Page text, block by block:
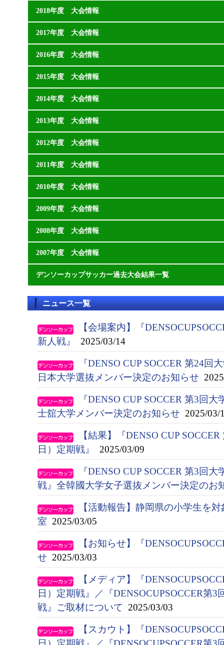
2018年度 大会情報
2017年度 大会情報
2016年度 大会情報
2015年度 大会情報
2014年度 大会情報
2013年度 大会情報
2012年度 大会情報
2011年度 大会情報
2010年度 大会情報
2009年度 大会情報
2008年度 大会情報
2007年度 大会情報
デンソーカップサッカー過去大会結果一覧
ニュース一覧
【会場案内】『
新人戦』
2025/03/14
『DENSO CUP SOCCER 第24回
日本大学選抜メンバー決定のお知らせ
『DENSO CUP SOCCER 第3回
士舘大学メンバー決定のお知らせ 2025/03/
【結果】『DENSO CUP
日）定期戦』
2025/03/09
『DENSO CUP SOCCER 第3回
戦』全韓國大学女子選抜メンバー決定のお
【活動報告】静岡県の小学生を
室 2025/03/05
【お知らせ】『
せ 2025/03/03
【メディア】『
日）定期戦』／『DENSOCUPSOCCER第
戦』ご取材について 2025/03/03
【スカウト】『